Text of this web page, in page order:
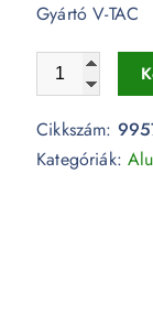
Gyártó V-TAC
Alumínium
Cikkszám:
Kategóriák: